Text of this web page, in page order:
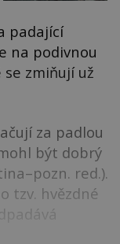
padající
na podivnou
zmiňují už
za padlou
být dobrý
red.).
tzv. hvězdné